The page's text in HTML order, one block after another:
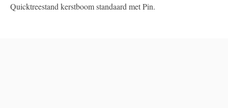
Quicktreestand kerstboom standaard met Pin.